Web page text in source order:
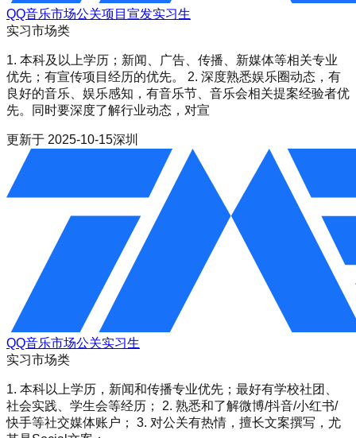
QQ音乐市场公关项目宣发实习生
实习市场类
1. 本科及以上学历；新闻、广告、传播、新媒体等相关专业
优先；有宣传项目经历的优先。 2. 深度熟悉娱乐圈动态，有
良好的音乐、娱乐感知，有音乐节、音乐会相关提案经验者优
先。同时要深度了解行业动态，对宣
更新于 2025-10-15深圳
QQ音乐市场公关实习生
实习市场类
1. 本科以上学历，新闻和传播专业优先；最好有学校社团、
社会实践、学生会等经历； 2. 熟悉和了解微博/抖音/小红书/
快手等社交媒体账户； 3. 对公关有热情，擅长文案撰写，尤